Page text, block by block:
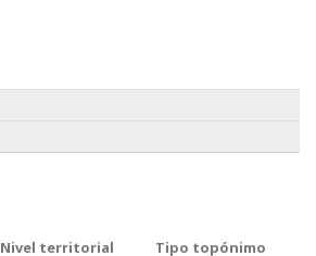
Nivel territorial
Tipo topónimo